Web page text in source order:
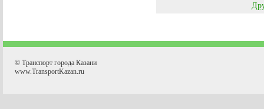
© Транспорт города Казани
www.TransportKazan.ru